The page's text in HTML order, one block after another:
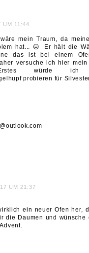
UM 11:44
mein Traum, da
hat... 😑 Er hält die
das ist bei einem
versuche ich hier
würde ich
probieren für
UM 21:37
ein neuer Ofen her,
die Daumen und wünsche